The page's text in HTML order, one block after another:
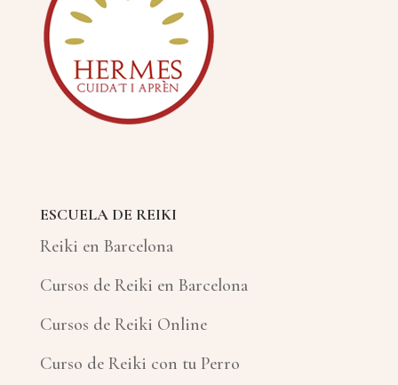
ESCUELA DE REIKI
Reiki en Barcelona
Cursos de Reiki en Barcelona
Cursos de Reiki Online
Curso de Reiki con tu Perro